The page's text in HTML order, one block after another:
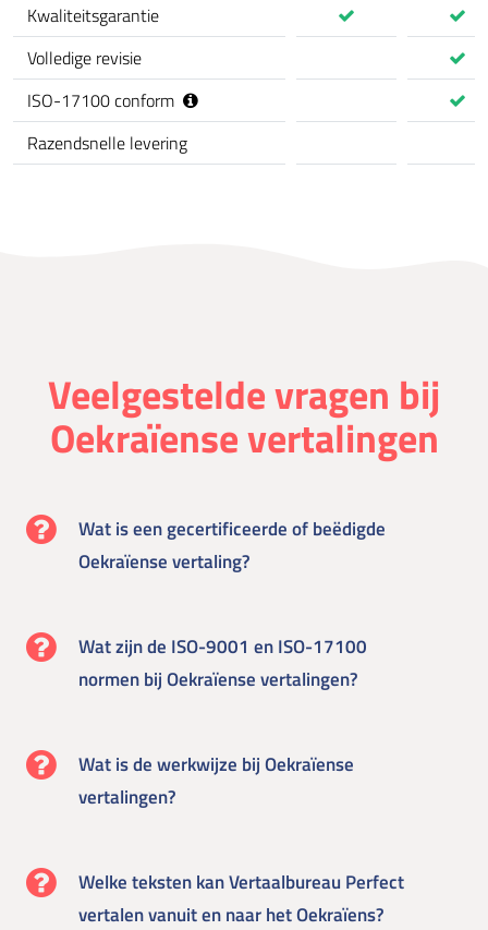
Kwaliteitsgarantie
Volledige revisie
ISO-17100 conform
Razendsnelle levering
Veelgestelde vragen bij
Oekraïense vertalingen
Wat is een gecertificeerde of beëdigde
Oekraïense vertaling?
Wat zijn de ISO-9001 en ISO-17100
normen bij Oekraïense vertalingen?
Wat is de werkwijze bij Oekraïense
vertalingen?
Welke teksten kan Vertaalbureau Perfect
vertalen vanuit en naar het Oekraïens?